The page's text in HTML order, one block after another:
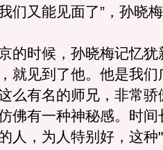
们又能见面了”，孙晓
时候，孙晓梅记忆犹
就见到了他。他是我们
么有名的师兄，非常
佛有一种神秘感。时间
人，为人特别好，这种